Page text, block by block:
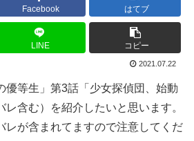
Facebook はてブ
LINE コピー
2021.07.22
優等生」第3話「少女探偵団、始動
レ含む）を紹介したいと思います。
レが含まれてますので注意してくだ